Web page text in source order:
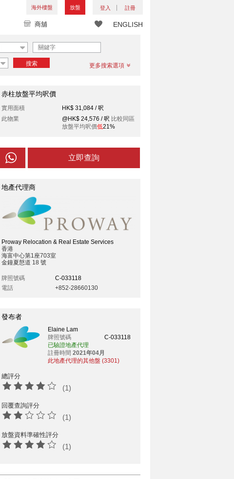
海外樓盤 放盤 登入 註冊
ENGLISH
商舖
搜索 更多搜索選項
赤柱放盤平均呎價
實用面積
HK$ 31,084 / 呎
此物業
@HK$ 24,576 / 呎 比較同區
放盤平均呎價低21%
立即查詢
地產代理商
Proway Relocation & Real Estate Services
香港
海富中心第1座703室
金鐘夏慤道 18 號
牌照號碼
C-033118
電話
+852-28660130
發布者
Elaine Lam
牌照號碼
C-033118
已驗證地產代理
註冊時間 2021年04月
此地產代理的其他盤 (3301)
總評分
(1)
回覆查詢評分
(1)
放盤資料準確性評分
(1)